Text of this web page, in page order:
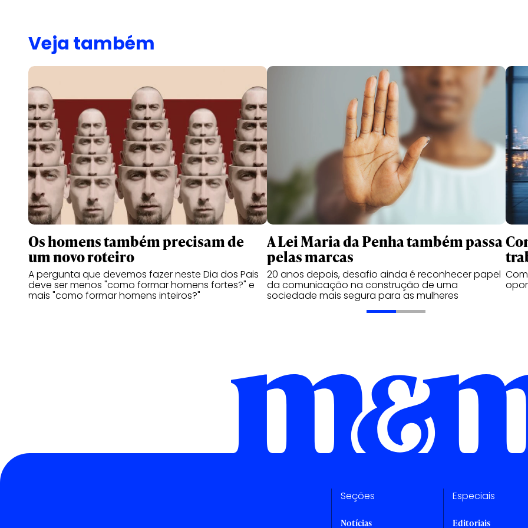
Veja também
Os homens também precisam de
um novo roteiro
A pergunta que devemos fazer neste Dia dos Pais
deve ser menos "como formar homens fortes?" e
mais "como formar homens inteiros?"
A Lei Maria da Penha também passa
pelas marcas
20 anos depois, desafio ainda é reconhecer papel
da comunicação na construção de uma
sociedade mais segura para as mulheres
Seções
Notícias
Especiais
Editoriais